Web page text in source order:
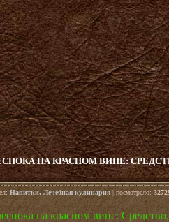
НА КРАСНОМ ВИНЕ:
Напитки, Лечебная кулинария | посмотрело:
на красном вине: